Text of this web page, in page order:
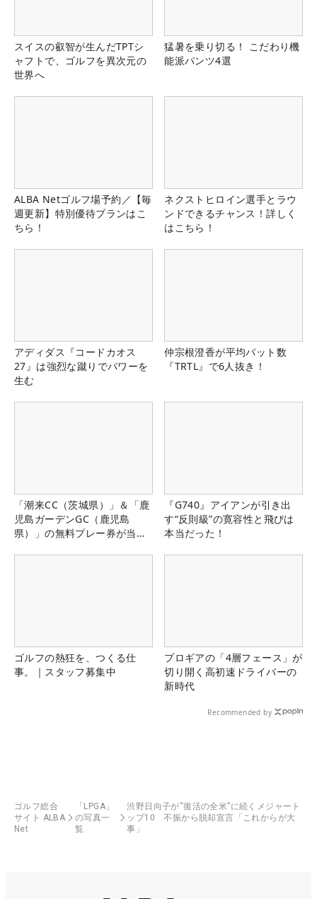
スイスの叡智が生んだTPTシ
ャフトで、ゴルフを異次元の
世界へ
猛暑を乗り切る！ こだわり機
能派パンツ4選
ALBA Netゴルフ場予約／【毎
週更新】特別優待プランはこ
ちら！
ネクストヒロイン選手とラウ
ンドできるチャンス！詳しく
はこちら！
アディダス『コードカオス
27』は強烈な蹴りでパワーを
生む
仲宗根澄香が平均パット数
『TRTL』で6人抜き！
「潮来CC（茨城県）」＆「鹿
児島ガーデンGC（鹿児島
県）」の無料プレー券が当た
『G740』アイアンが引き出
す“反則級”の寛容性と飛びは
本当だった！
ゴルフの熱狂を、つくる仕
事。｜スタッフ募集中
プロギアの「4層フェース」が
切り開く高初速ドライバーの
新時代
Recommended by
ゴルフ総合
サイト ALBA
Net
「LPGA」
の写真一
覧
渋野日向子が“復活の全米”に続くメジャート
ップ10 不振から脱却宣言「これからが大
事」